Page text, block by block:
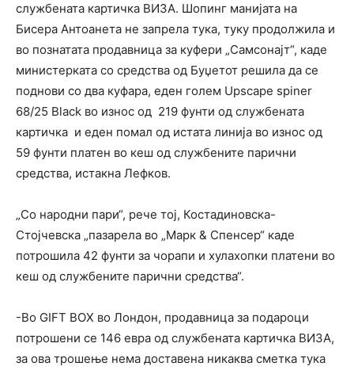
службената картичка ВИЗА. Шопинг манијата на
Бисера Антоанета не запрела тука, туку продолжила и
во познатата продавница за куфери „Самсонајт“, каде
министерката со средства од Буџетот решила да се
поднови со два куфара, еден голем Upscape spiner
68/25 Black во износ од 219 фунти од службената
картичка и еден помал од истата линија во износ од
59 фунти платен во кеш од службените парични
средства, истакна Лефков.
„Со народни пари“, рече тој, Костадиновска-
Стојчевска „пазарела во „Mарк & Спенсер“ каде
потрошила 42 фунти за чорапи и хулахопки платени во
кеш од службените парични средства“.
-Во GIFT BOX во Лондон, продавница за подароци
потрошени се 146 евра од службената картичка ВИЗА,
за ова трошење нема доставена никаква сметка тука